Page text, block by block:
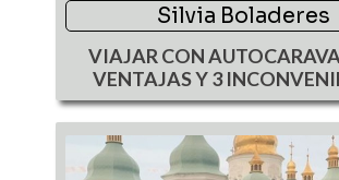
Silvia Boladeres
VIAJAR CON
VENTAJAS Y 3